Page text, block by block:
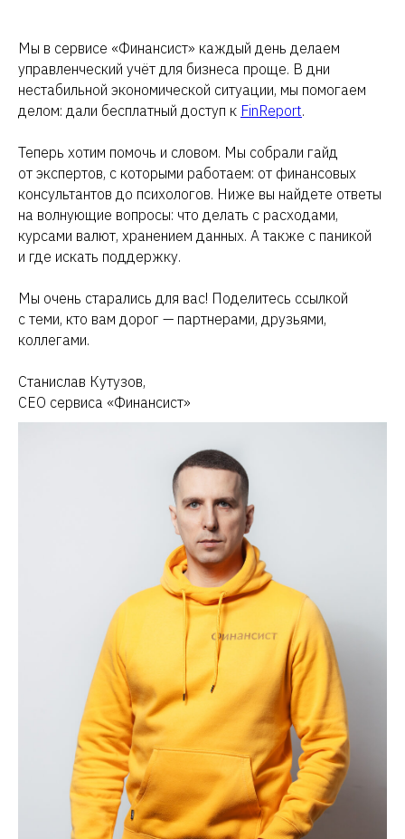
Мы в сервисе «Финансист» каждый день делаем
управленческий учёт для бизнеса проще. В дни
нестабильной экономической ситуации, мы помогаем
делом: дали бесплатный доступ к FinReport.
Теперь хотим помочь и словом. Мы собрали гайд
от экспертов, с которыми работаем: от финансовых
консультантов до психологов. Ниже вы найдете ответы
на волнующие вопросы: что делать с расходами,
курсами валют, хранением данных. А также с паникой
и где искать поддержку.
Мы очень старались для вас! Поделитесь ссылкой
с теми, кто вам дорог — партнерами, друзьями,
коллегами.
Станислав Кутузов,
CEO сервиса «Финансист»